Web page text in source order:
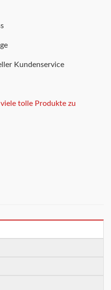
Kundenservice
tolle Produkte zu